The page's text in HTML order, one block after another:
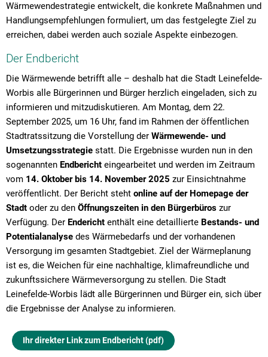
Wärmewendestrategie entwickelt, die konkrete Maßnahmen und
Handlungsempfehlungen formuliert, um das festgelegte Ziel zu
erreichen, dabei werden auch soziale Aspekte einbezogen.
Der Endbericht
Die Wärmewende betrifft alle – deshalb hat die Stadt Leinefelde-
Worbis alle Bürgerinnen und Bürger herzlich eingeladen, sich zu
informieren und mitzudiskutieren. Am Montag, dem 22.
September 2025, um 16 Uhr, fand im Rahmen der öffentlichen
Stadtratssitzung die Vorstellung der Wärmewende- und
Umsetzungsstrategie statt. Die Ergebnisse wurden nun in den
sogenannten Endbericht eingearbeitet und werden im Zeitraum
vom 14. Oktober bis 14. November 2025 zur Einsichtnahme
veröffentlicht. Der Bericht steht online auf der Homepage der
Stadt oder zu den Öffnungszeiten in den Bürgerbüros zur
Verfügung. Der Endericht enthält eine detaillierte Bestands- und
Potentialanalyse des Wärmebedarfs und der vorhandenen
Versorgung im gesamten Stadtgebiet. Ziel der Wärmeplanung
ist es, die Weichen für eine nachhaltige, klimafreundliche und
zukunftssichere Wärmeversorgung zu stellen. Die Stadt
Leinefelde-Worbis lädt alle Bürgerinnen und Bürger ein, sich über
die Ergebnisse der Analyse zu informieren.
Ihr direkter Link zum Endbericht (pdf)